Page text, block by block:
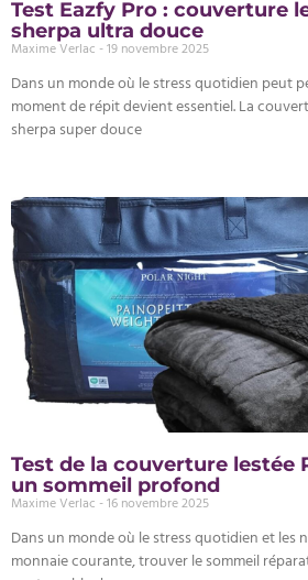
Test Eazfy Pro : couverture
sherpa ultra douce
Maxime Verlac 19 novembre 2025
Dans un monde où le stress quotidien peut
moment de répit devient essentiel. La
sherpa super douce
Test de la couverture lestée
un sommeil profond
Maxime Verlac 16 novembre 2025
Dans un monde où le stress quotidien et les
monnaie courante, trouver le sommeil